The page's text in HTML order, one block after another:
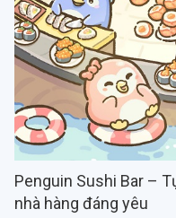
Penguin Sushi Bar –
nhà hàng đáng yêu